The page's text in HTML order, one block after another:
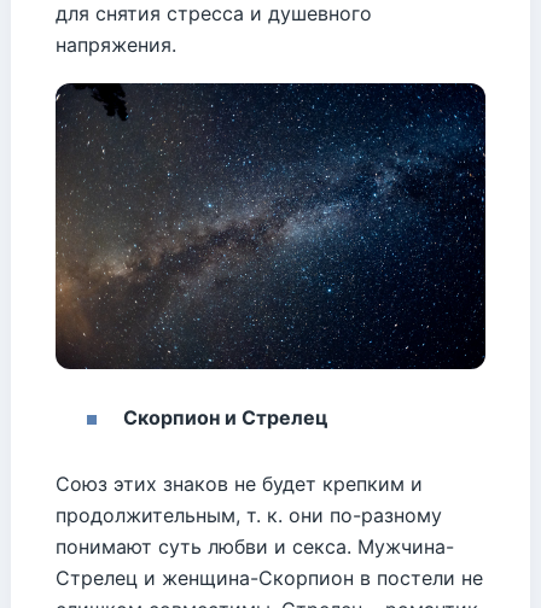
для снятия стресса и душевного
напряжения.
Скорпион и Стрелец
Союз этих знаков не будет крепким и
продолжительным, т. к. они по-разному
понимают суть любви и секса. Мужчина-
Стрелец и женщина-Скорпион в постели не